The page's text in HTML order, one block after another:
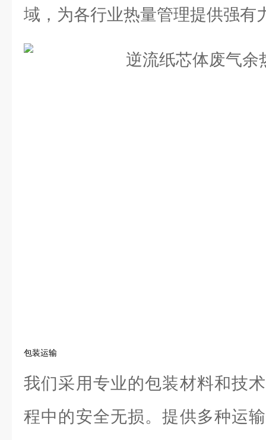
域，为各行业热量管理提供强有
包装运输
我们采用专业的包装材料和技
程中的安全无损。提供多种运